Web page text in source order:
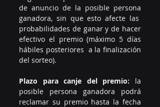
de anuncio de la posible persona
ganadora, sin que esto afecte las
probabilidades de ganar y de hacer
efectivo el premio (máximo 5 días
hábiles posteriores  a la finalización
del sorteo).
Plazo para canje del premio: la
posible persona ganadora podrá
reclamar su premio hasta la fecha